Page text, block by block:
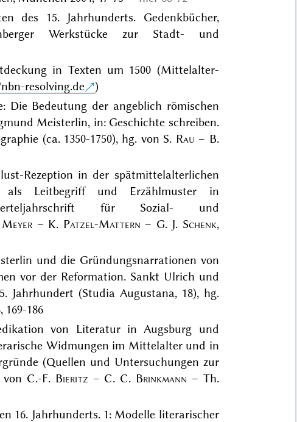
des 15. Jahrhunderts. Gedenkbücher,
Werkstücke zur Stadt- und
in Texten um 1500 (Mittelalter-
resolving.de
)
Die Bedeutung der angeblich römischen
Meisterlin, in: Geschichte schreiben.
(ca. 1350-1750), hg. von S. Rau – B.
Rezeption in der spätmittelalterlichen
als Leitbegriff und Erzählmuster in
für Sozial- und
Meyer – K. Patzel-Mattern – G. J. Schenk,
und die Gründungsnarrationen von
vor der Reformation. Sankt Ulrich und
Jahrhundert (Studia Augustana, 18), hg.
169-186
von Literatur in Augsburg und
Widmungen im Mittelalter und in
(Quellen und Untersuchungen zur
C.-F. Bieritz – C. C. Brinkmann – Th.
16. Jahrhunderts. 1: Modelle literarischer